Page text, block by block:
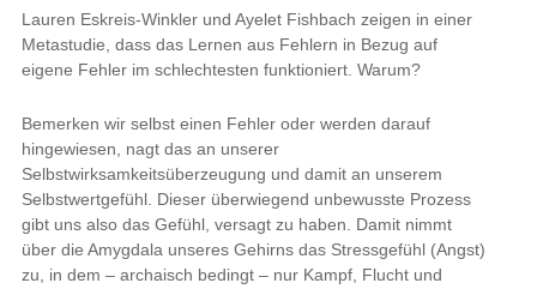
Lauren Eskreis-Winkler und Ayelet Fishbach zeigen in einer
Metastudie, dass das Lernen aus Fehlern in Bezug auf
eigene Fehler im schlechtesten funktioniert. Warum?
Bemerken wir selbst einen Fehler oder werden darauf
hingewiesen, nagt das an unserer
Selbstwirksamkeitsüberzeugung und damit an unserem
Selbstwertgefühl. Dieser überwiegend unbewusste Prozess
gibt uns also das Gefühl, versagt zu haben. Damit nimmt
über die Amygdala unseres Gehirns das Stressgefühl (Angst)
zu, in dem – archaisch bedingt – nur Kampf, Flucht und